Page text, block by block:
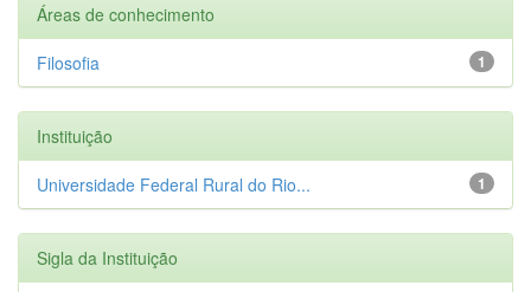
Áreas de conhecimento
1
Filosofia
Instituição
1
Universidade Federal Rural do Rio...
Sigla da Instituição